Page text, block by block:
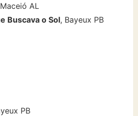
AL
Buscava o Sol, Bayeux PB
PB